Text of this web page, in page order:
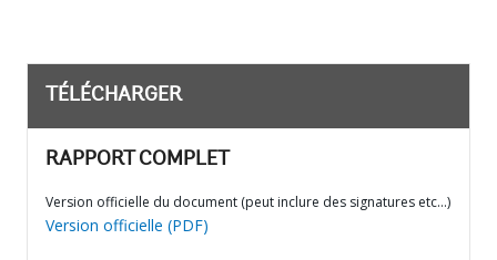
TÉLÉCHARGER
RAPPORT COMPLET
Version officielle du document (peut inclure des signatures etc…)
Version officielle (PDF)